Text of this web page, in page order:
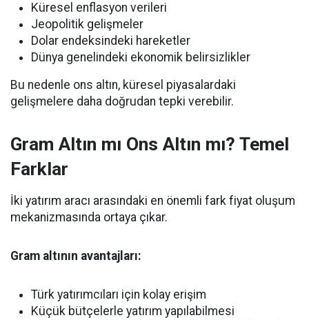
Küresel enflasyon verileri
Jeopolitik gelişmeler
Dolar endeksindeki hareketler
Dünya genelindeki ekonomik belirsizlikler
Bu nedenle ons altın, küresel piyasalardaki
gelişmelere daha doğrudan tepki verebilir.
Gram Altın mı Ons Altın mı? Temel
Farklar
İki yatırım aracı arasındaki en önemli fark fiyat oluşum
mekanizmasında ortaya çıkar.
Gram altının avantajları:
Türk yatırımcıları için kolay erişim
Küçük bütçelerle yatırım yapılabilmesi